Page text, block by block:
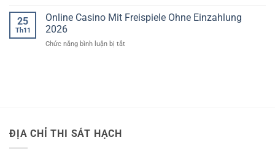
2026
Für
Zertifiziertes
In
25
Th11
Online Casino Mit Freispiele Ohne Einzahlung
2026
Chức năng bình luận bị tắt
ĐỊA CHỈ THI SÁT HẠCH